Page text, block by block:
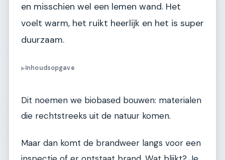
en misschien wel een lemen wand. Het
voelt warm, het ruikt heerlijk en het is super
duurzaam.
▶Inhoudsopgave
Dit noemen we biobased bouwen: materialen
die rechtstreeks uit de natuur komen.
Maar dan komt de brandweer langs voor een